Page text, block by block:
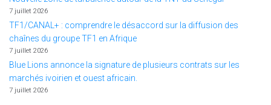
7 juillet 2026
TF1/CANAL+ : comprendre le désaccord sur la diffusion des
chaînes du groupe TF1 en Afrique
7 juillet 2026
Blue Lions annonce la signature de plusieurs contrats sur les
marchés ivoirien et ouest africain.
7 juillet 2026